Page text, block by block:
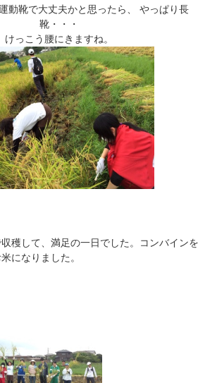
動靴で大丈夫かと思ったら、 やっぱり長
靴・・・
けっこう腰にきますね。
穫して、満足の一日でした。コンバインを
になりました。